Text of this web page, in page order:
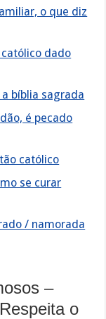
o que diz
dado
bíblia sagrada
é pecado
católico
se curar
/ namorada
–
o